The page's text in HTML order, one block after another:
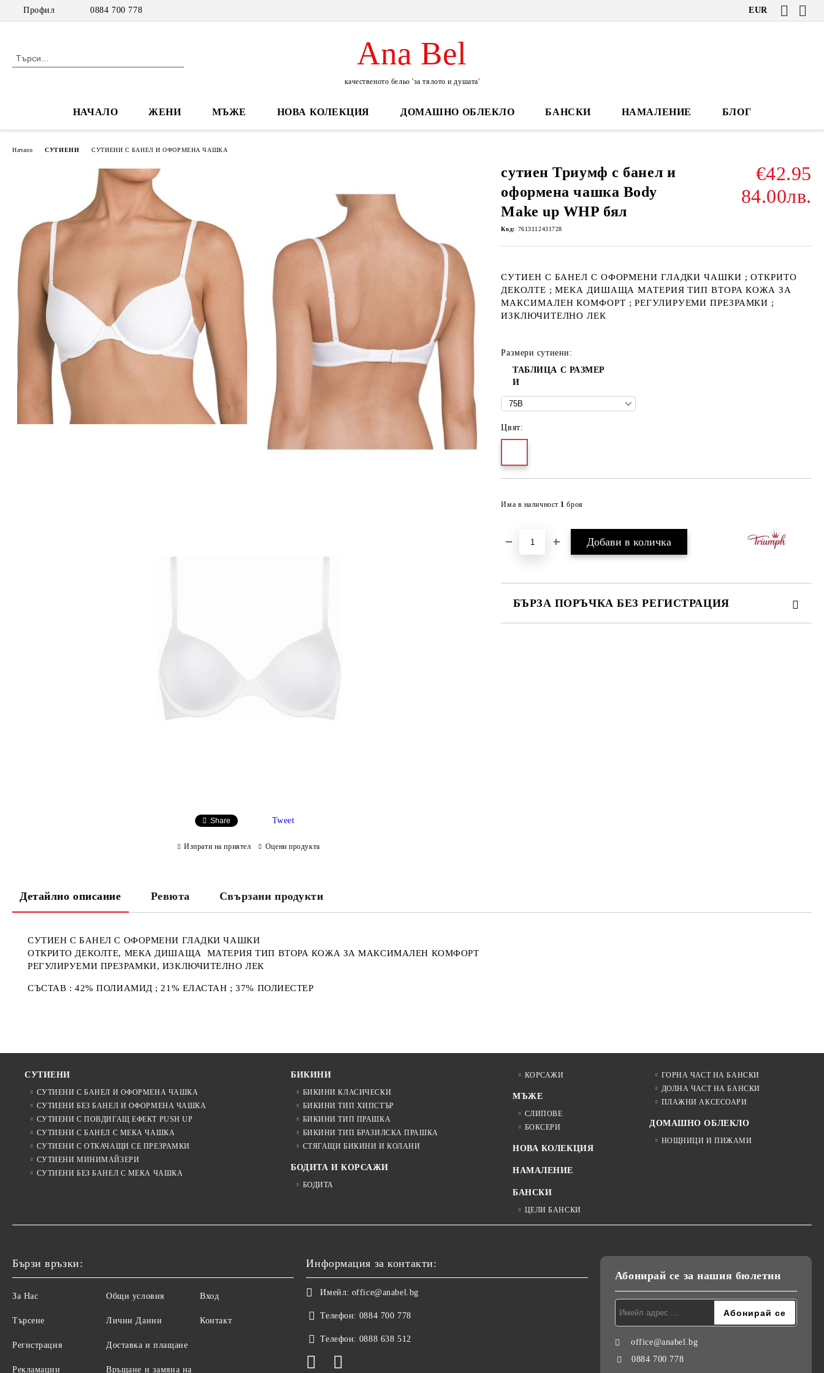
Профил 0884 700 778 EUR
Ana Bel
качественото бельо 'за тялото и душата'
НАЧАЛО ЖЕНИ МЪЖЕ НОВА КОЛЕКЦИЯ ДОМАШНО ОБЛЕКЛО БАНСКИ НАМАЛЕНИЕ БЛОГ
Начало СУТИЕНИ СУТИЕНИ С БАНЕЛ И ОФОРМЕНА ЧАШКА
сутиен Триумф с банел и
оформена чашка Body
Make up WHP бял
€42.95
84.00лв.
Код: 7613112431728
СУТИЕН С БАНЕЛ С ОФОРМЕНИ ГЛАДКИ ЧАШКИ ; ОТКРИТО
ДЕКОЛТЕ ; МЕКА ДИШАЩА МАТЕРИЯ ТИП ВТОРА КОЖА ЗА
МАКСИМАЛЕН КОМФОРТ ; РЕГУЛИРУЕМИ ПРЕЗРАМКИ ;
ИЗКЛЮЧИТЕЛНО ЛЕК
Размери сутиени:
ТАБЛИЦА С РАЗМЕР
И
Цвят:
Има в наличност 1 броя
БЪРЗА ПОРЪЧКА БЕЗ РЕГИСТРАЦИЯ
Share Tweet
Изпрати на приятел Оцени продукта
Детайлно описание Ревюта Свързани продукти
СУТИЕН С БАНЕЛ С ОФОРМЕНИ ГЛАДКИ ЧАШКИ
ОТКРИТО ДЕКОЛТЕ, МЕКА ДИШАЩА МАТЕРИЯ ТИП ВТОРА КОЖА ЗА МАКСИМАЛЕН КОМФОРТ
РЕГУЛИРУЕМИ ПРЕЗРАМКИ, ИЗКЛЮЧИТЕЛНО ЛЕК
СЪСТАВ : 42% ПОЛИАМИД ; 21% ЕЛАСТАН ; 37% ПОЛИЕСТЕР
СУТИЕНИ
СУТИЕНИ С БАНЕЛ И ОФОРМЕНА ЧАШКА
СУТИЕНИ БЕЗ БАНЕЛ И ОФОРМЕНА ЧАШКА
СУТИЕНИ С ПОВДИГАЩ ЕФЕКТ PUSH UP
СУТИЕНИ С БАНЕЛ С МЕКА ЧАШКА
СУТИЕНИ С ОТКАЧАЩИ СЕ ПРЕЗРАМКИ
СУТИЕНИ МИНИМАЙЗЕРИ
СУТИЕНИ БЕЗ БАНЕЛ С МЕКА ЧАШКА
БИКИНИ
БИКИНИ КЛАСИЧЕСКИ
БИКИНИ ТИП ХИПСТЪР
БИКИНИ ТИП ПРАШКА
БИКИНИ ТИП БРАЗИЛСКА ПРАШКА
СТЯГАЩИ БИКИНИ И КОЛАНИ
БОДИТА И КОРСАЖИ
БОДИТА
КОРСАЖИ
МЪЖЕ
СЛИПОВЕ
БОКСЕРИ
НОВА КОЛЕКЦИЯ
НАМАЛЕНИЕ
БАНСКИ
ЦЕЛИ БАНСКИ
ГОРНА ЧАСТ НА БАНСКИ
ДОЛНА ЧАСТ НА БАНСКИ
ПЛАЖНИ АКСЕСОАРИ
ДОМАШНО ОБЛЕКЛО
НОЩНИЦИ И ПИЖАМИ
Бързи връзки:
За Нас
Търсене
Регистрация
Рекламации
Общи условия
Лични Данни
Доставка и плащане
Връщане и замяна на
Вход
Контакт
Информация за контакти:
Имейл: office@anabel.bg
Телефон: 0884 700 778
Телефон: 0888 638 512
Абонирай се за нашия бюлетин
office@anabel.bg
0884 700 778